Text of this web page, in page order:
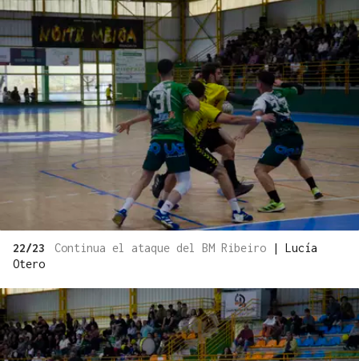
22/23 Continua el ataque del BM Ribeiro | Lucía
Otero